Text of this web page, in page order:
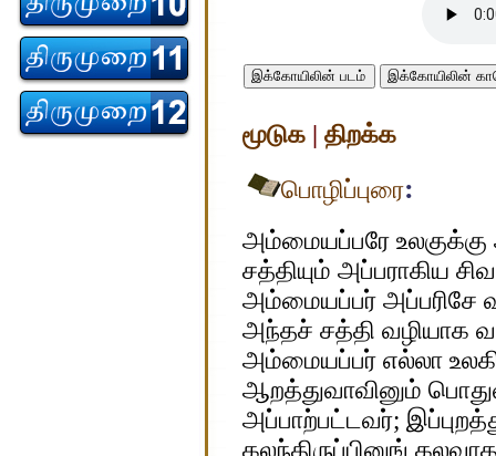
இக்கோயிலின் படம் இக்கோயிலின்
மூடுக |திறக்க
பொழிப்புரை:
அம்மையப்பரே
சத்தியும் அப்பராகிய
அம்மையப்பர் அப்பரிசே
அந்தச் சத்தி வழியாக
அம்மையப்பர் எல்லா
ஆறத்துவாவினும்
அப்பாற்பட்டவர்;
கலந்திருப்பினுங்